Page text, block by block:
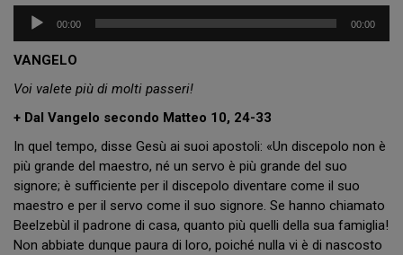
Audio
Player
00:00 00:00
VANGELO
Voi valete più di molti passeri!
+ Dal Vangelo secondo Matteo 10, 24-33
In quel tempo, disse Gesù ai suoi apostoli: «Un discepolo non è
più grande del maestro, né un servo è più grande del suo
signore; è sufficiente per il discepolo diventare come il suo
maestro e per il servo come il suo signore. Se hanno chiamato
Beelzebùl il padrone di casa, quanto più quelli della sua famiglia!
Non abbiate dunque paura di loro, poiché nulla vi è di nascosto